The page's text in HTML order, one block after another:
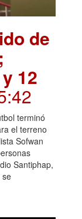
de
12
terminó
el terreno
Sofwan
Santiphap,
se